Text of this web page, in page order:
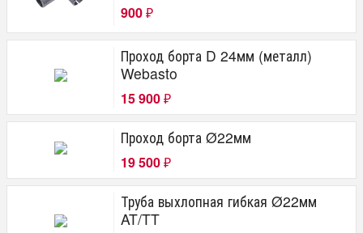
900 ₽
Проход борта D 24мм (металл)
Webasto
15 900 ₽
Проход борта Ø22мм
19 500 ₽
Труба выхлопная гибкая Ø22мм
AT/TT